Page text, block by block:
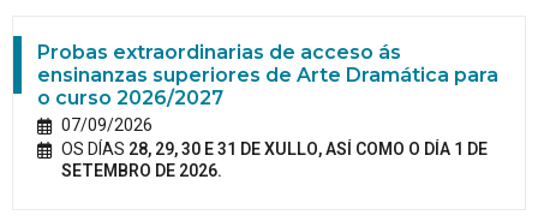
Probas extraordinarias de acceso ás
ensinanzas superiores de Arte Dramática para
o curso 2026/2027
07/09/2026
OS DÍAS 28, 29, 30 E 31 DE XULLO, ASÍ COMO O DÍA 1 DE
SETEMBRO DE 2026.